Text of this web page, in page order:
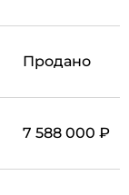
Продано
7 588 000 ₽